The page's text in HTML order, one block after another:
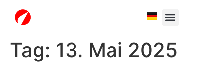
Tag: 13. Mai 2025